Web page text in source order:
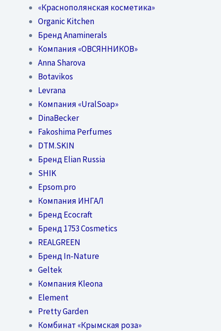
«Краснополянская косметика»
Organic Kitchen
Бренд Anaminerals
Компания «ОВСЯННИКОВ»
Anna Sharova
Botavikos
Levrana
Компания «UralSoap»
DinaBecker
Fakoshima Perfumes
DTM.SKIN
Бренд Elian Russia
SHIK
Epsom.pro
Компания ИНГАЛ
Бренд Ecocraft
Бренд 1753 Cosmetics
REALGREEN
Бренд In-Nature
Geltek
Компания Kleona
Element
Pretty Garden
Комбинат «Крымская роза»